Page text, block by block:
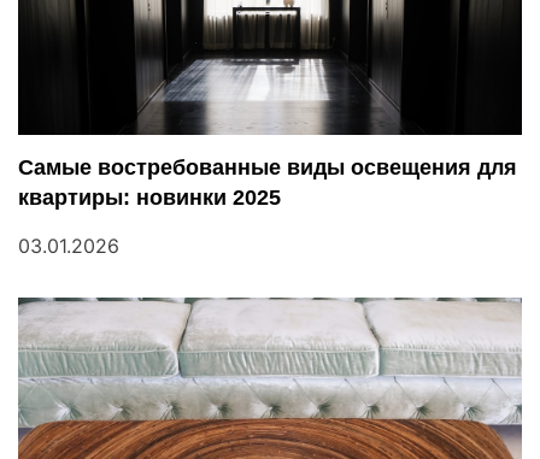
п
о
з
а
п
и
Самые востребованные виды освещения для
квартиры: новинки 2025
03.01.2026